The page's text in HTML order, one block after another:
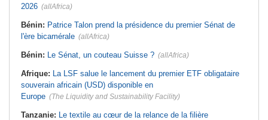
l'Économie
France la restitution du crâne de
Bokar Biro et de trois de ses
proches
premier président
l'environnement - La Roots Wild
Foundation distinguée au Grand Prix
Nelson Mandela
calcinée à Moknine après le
rétablissement du courant
premier tour, le Club Africain hérite
Tunisie:Crise sanitaire au pays -
incontrôlable d'Ebola
2026 (allAfrica)
Bénin: Patrice Talon prend la présidence du premier Sénat de
l'ère bicamérale (allAfrica)
Bénin: Le Sénat, un couteau Suisse ? (allAfrica)
Afrique: La LSF salue le lancement du premier ETF obligataire
souverain africain (USD) disponible en
Europe (The Liquidity and Sustainability Facility)
Tanzanie: Le textile au cœur de la relance de la filière